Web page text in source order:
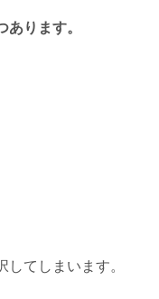
ります。
てしまいます。